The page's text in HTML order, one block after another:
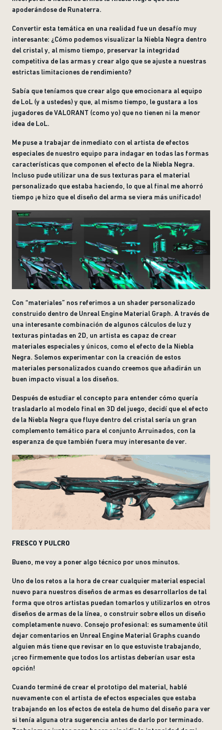
apoderándose de Runaterra.
Convertir esta temática en una realidad fue un desafío muy
interesante: ¿Cómo podemos visualizar la Niebla Negra dentro
del cristal y, al mismo tiempo, preservar la integridad
competitiva de las armas y crear algo que se ajuste a nuestras
estrictas limitaciones de rendimiento?
Sabía que teníamos que crear algo que emocionara al equipo
de LoL (y a ustedes) y que, al mismo tiempo, le gustara a los
jugadores de VALORANT (como yo) que no tienen ni la menor
idea de LoL.
Me puse a trabajar de inmediato con el artista de efectos
especiales de nuestro equipo para indagar en todas las formas
características que componen el efecto de la Niebla Negra.
Incluso pude utilizar una de sus texturas para el material
personalizado que estaba haciendo, lo que al final me ahorró
tiempo ¡e hizo que el diseño del arma se viera más unificado!
Con “materiales” nos referimos a un shader personalizado
construido dentro de Unreal Engine Material Graph. A través de
una interesante combinación de algunos cálculos de luz y
texturas pintadas en 2D, un artista es capaz de crear
materiales especiales y únicos, como el efecto de la Niebla
Negra. Solemos experimentar con la creación de estos
materiales personalizados cuando creemos que añadirán un
buen impacto visual a los diseños.
Después de estudiar el concepto para entender cómo quería
trasladarlo al modelo final en 3D del juego, decidí que el efecto
de la Niebla Negra que fluye dentro del cristal sería un gran
complemento temático para el conjunto Arruinados, con la
esperanza de que también fuera muy interesante de ver.
FRESCO Y PULCRO
Bueno, me voy a poner algo técnico por unos minutos.
Uno de los retos a la hora de crear cualquier material especial
nuevo para nuestros diseños de armas es desarrollarlos de tal
forma que otros artistas puedan tomarlos y utilizarlos en otros
diseños de armas de la línea, o construir sobre ellos un diseño
completamente nuevo. Consejo profesional: es sumamente útil
dejar comentarios en Unreal Engine Material Graphs cuando
alguien más tiene que revisar en lo que estuviste trabajando,
¡creo firmemente que todos los artistas deberían usar esta
opción!
Cuando terminé de crear el prototipo del material, hablé
nuevamente con el artista de efectos especiales que estaba
trabajando en los efectos de estela de humo del diseño para ver
si tenía alguna otra sugerencia antes de darlo por terminado.